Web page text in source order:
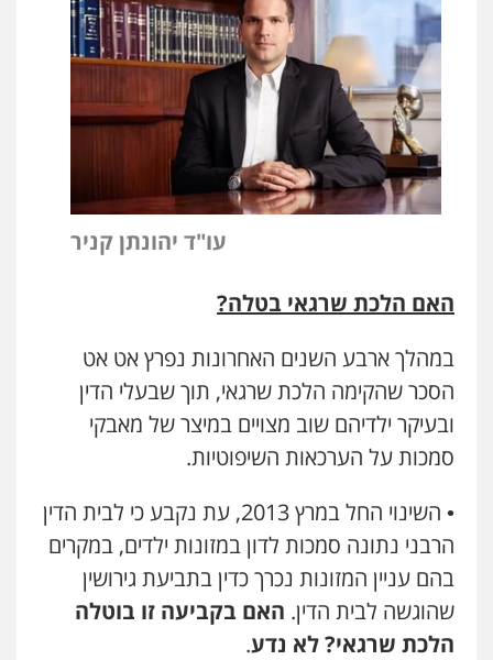
עו"ד יהונתן קניר
האם הלכת שרגאי בטלה?
במהלך ארבע השנים האחרונות נפרץ אט אט
הסכר שהקימה הלכת שרגאי, תוך שבעלי הדין
ובעיקר ילדיהם שוב מצויים במיצר של מאבקי
סמכות על הערכאות השיפוטיות.
• השינוי החל במרץ 2013, עת נקבע כי לבית הדין
הרבני נתונה סמכות לדון במזונות ילדים, במקרים
בהם עניין המזונות נכרך כדין בתביעת גירושין
שהוגשה לבית הדין. האם בקביעה זו בוטלה
הלכת שרגאי? לא נדע.